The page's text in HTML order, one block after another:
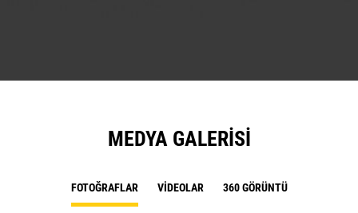
MEDYA GALERISI
FOTOĞRAFLAR VIDEOLAR 360 GÖRÜNTÜ